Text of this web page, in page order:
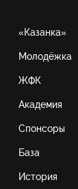
«Казанка»
Молодёжка
ЖФК
Академия
Спонсоры
База
История